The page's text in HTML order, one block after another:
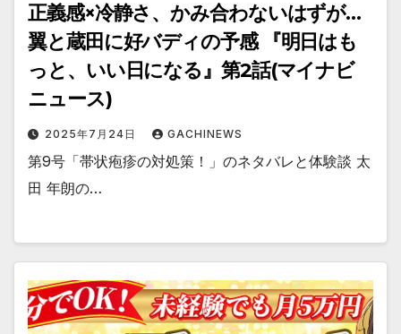
正義感×冷静さ、かみ合わないはずが…
翼と蔵田に好バディの予感 『明日はも
っと、いい日になる』第2話(マイナビ
ニュース)
2025年7月24日 GACHINEWS
第9号「帯状疱疹の対処策！」のネタバレと体験談 太
田 年朗の…